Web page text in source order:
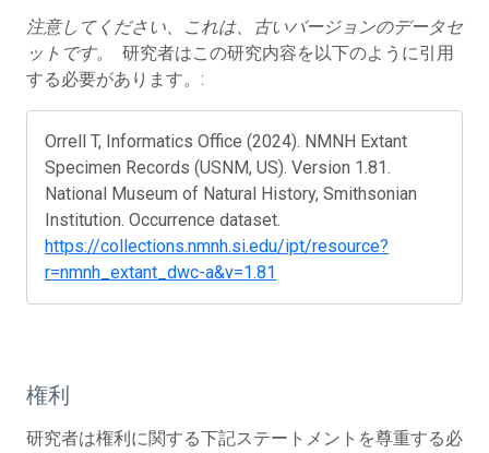
注意してください、これは、古いバージョンのデータセ
ットです。
研究者はこの研究内容を以下のように引用
する必要があります。:
Orrell T, Informatics Office (2024). NMNH Extant
Specimen Records (USNM, US). Version 1.81.
National Museum of Natural History, Smithsonian
Institution. Occurrence dataset.
https://collections.nmnh.si.edu/ipt/resource?
r=nmnh_extant_dwc-a&v=1.81
権利
研究者は権利に関する下記ステートメントを尊重する必